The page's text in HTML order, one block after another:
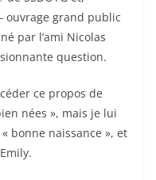
ouvrage grand public
par l’ami Nicolas
question.
ce propos de
nées », mais je lui
bonne naissance », et